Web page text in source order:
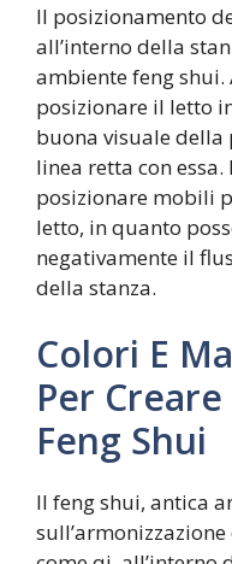
Il posizionamento
all’interno della
ambiente feng
posizionare il letto
buona visuale della
linea retta con
posizionare mobili
letto, in quanto
negativamente il
della stanza.
Colori E
Per
Feng Shui
Il feng shui, antica